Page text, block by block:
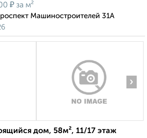
₽ за м²
Машиностроителей 31А
›
дом, 58м², 11/17 этаж